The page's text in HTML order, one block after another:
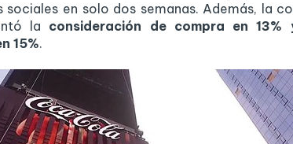
sociales en solo dos semanas. Además, la
la consideración de compra en 13%
15%.